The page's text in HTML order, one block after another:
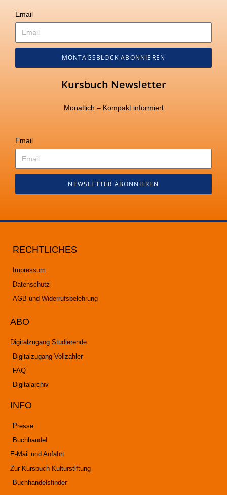
Email
MONTAGSBLOCK ABONNIEREN
Kursbuch Newsletter
Monatlich – Kompakt informiert
Email
NEWSLETTER ABONNIEREN
RECHTLICHES
Impressum
Datenschutz
AGB und Widerrufsbelehrung
ABO
Digitalzugang Studierende
Digitalzugang Vollzahler
FAQ
Digitalarchiv
INFO
Presse
Buchhandel
E-Mail und Anfahrt
Zur Kursbuch Kulturstiftung
Buchhandelsfinder